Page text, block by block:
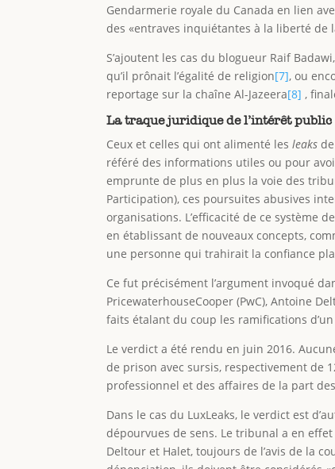
Gendarmerie royale du Canada en lien
des «entraves inquiétantes à la liberté de
S’ajoutent les cas du blogueur Raif
qu’il prônait l’égalité de religion[7], ou
reportage sur la chaîne Al-Jazeera[8] ,
La traque juridique de l’intérêt public
Ceux et celles qui ont alimenté lesleaks
référé des informations utiles ou pour
emprunte de plus en plus la voie des
Participation), ces poursuites abusives
organisations. L’efficacité de ce système
en établissant de nouveaux concepts,
une personne qui trahirait la confiance
Ce fut précisément l’argument invoqué
PricewaterhouseCooper (PwC), Antoine
faits étalant du coup les ramifications
Le verdict a été rendu en juin 2016.
de prison avec sursis, respectivement de
professionnel et des affaires de la part
Dans le cas du LuxLeaks, le verdict est
dépourvues de sens. Le tribunal a en
Deltour et Halet, toujours de l’avis de la